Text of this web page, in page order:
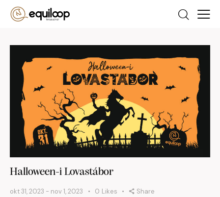
Halloween-i Lovastábor
okt 31, 2023 - nov 1, 2023 0 Likes Share